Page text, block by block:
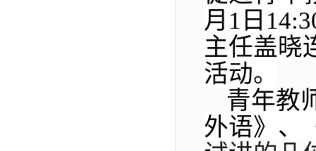
月1日
主任盖晓
活动。
青年教
外语》、